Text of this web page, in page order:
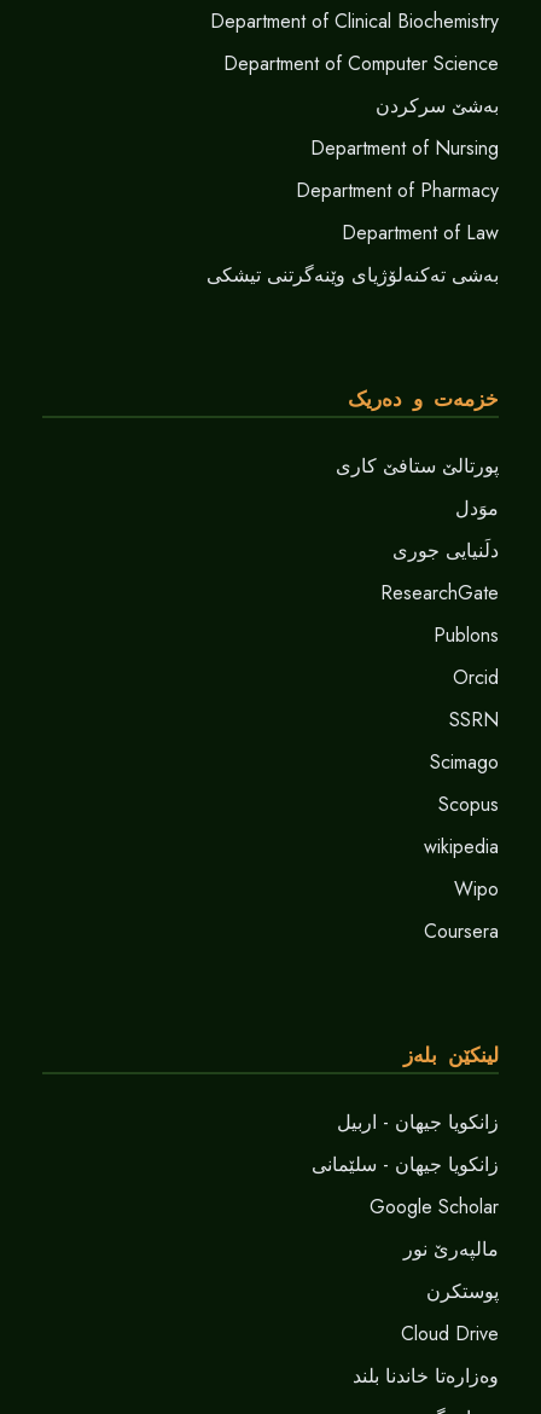
Department of Clinical Biochemistry
Department of Computer Science
بەشێ سرکردن
Department of Nursing
Department of Pharmacy
Department of Law
بەشی تەکنەلۆژیای وێنەگرتنی تیشکی
خزمەت و دەریک
پورتالێ ستافێ کاری
موَدل
دلَنيايى جورى
ResearchGate
Publons
Orcid
SSRN
Scimago
Scopus
wikipedia
Wipo
Coursera
لینکێن بلەز
زانکویا جیهان - اربیل
زانکویا جیهان - سلێمانی
Google Scholar
مالپەرێ نور
پوستکرن
Cloud Drive
وەزارەتا خاندنا بلند